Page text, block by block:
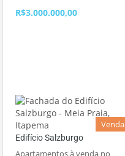
R$3.000.000,00
Venda
Edifício Salzburgo
Apartamentos à venda no